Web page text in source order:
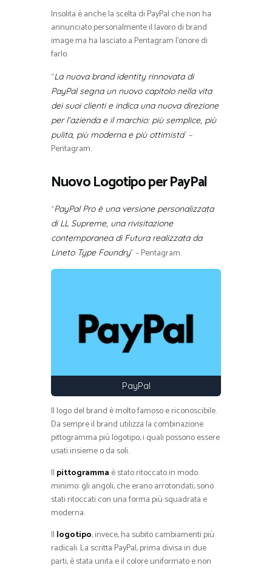
Insolita è anche la scelta di PayPal che non ha
annunciato personalmente il lavoro di brand
image ma ha lasciato a Pentagram l’onore di
farlo.
“La nuova brand identity rinnovata di
PayPal segna un nuovo capitolo nella vita
dei suoi clienti e indica una nuova direzione
per l’azienda e il marchio: più semplice, più
pulita, più moderna e più ottimista” –
Pentagram.
Nuovo Logotipo per PayPal
“PayPal Pro è una versione personalizzata
di LL Supreme, una rivisitazione
contemporanea di Futura realizzata da
Lineto Type Foundry” – Pentagram.
PayPal
Il logo del brand è molto famoso e riconoscibile.
Da sempre il brand utilizza la combinazione
pittogramma più logotipo, i quali possono essere
usati insieme o da soli.
Il pittogramma è stato ritoccato in modo
minimo: gli angoli, che erano arrotondati, sono
stati ritoccati con una forma più squadrata e
moderna.
Il logotipo, invece, ha subito cambiamenti più
radicali. La scritta PayPal, prima divisa in due
parti, è stata unita e il colore uniformato e non